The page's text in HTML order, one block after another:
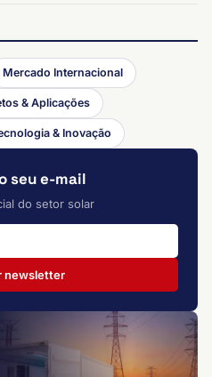
Mercado Internacional
& Aplicações
& Inovação
seu e-mail
do setor solar
newsletter